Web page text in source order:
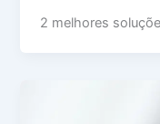
2 melhores